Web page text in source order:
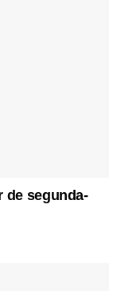
de segunda-